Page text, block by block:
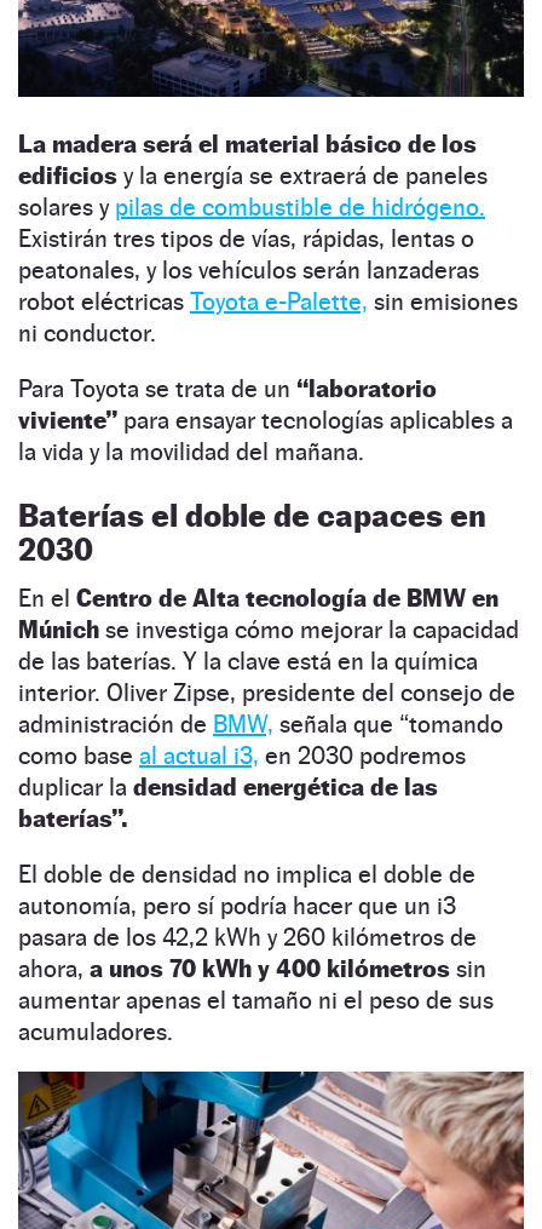
La madera será el material básico de los
edificios y la energía se extraerá de paneles
solares y pilas de combustible de hidrógeno.
Existirán tres tipos de vías, rápidas, lentas o
peatonales, y los vehículos serán lanzaderas
robot eléctricas Toyota e-Palette, sin emisiones
ni conductor.
Para Toyota se trata de un “laboratorio
viviente” para ensayar tecnologías aplicables a
la vida y la movilidad del mañana.
Baterías el doble de capaces en
2030
En el Centro de Alta tecnología de BMW en
Múnich se investiga cómo mejorar la capacidad
de las baterías. Y la clave está en la química
interior. Oliver Zipse, presidente del consejo de
administración de BMW, señala que “tomando
como base al actual i3, en 2030 podremos
duplicar la densidad energética de las
baterías”.
El doble de densidad no implica el doble de
autonomía, pero sí podría hacer que un i3
pasara de los 42,2 kWh y 260 kilómetros de
ahora, a unos 70 kWh y 400 kilómetros sin
aumentar apenas el tamaño ni el peso de sus
acumuladores.